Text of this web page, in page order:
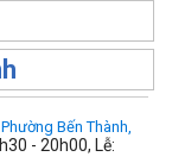
Bến Thành,
- 20h00, Lễ: